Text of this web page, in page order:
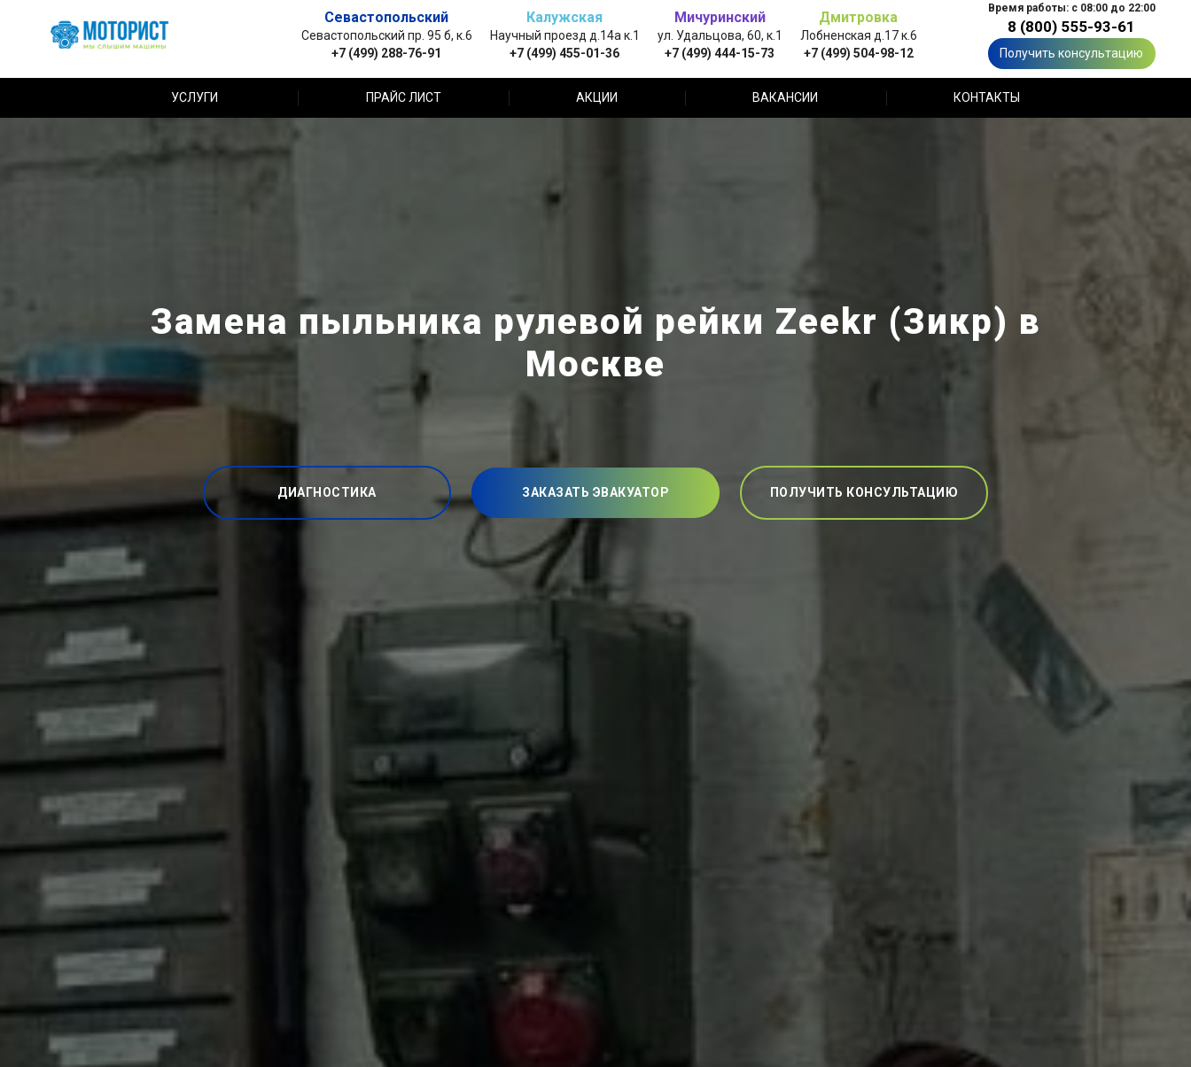
Севастопольский
Севастопольский пр. 95 б, к.6
+7 (499) 288-76-91
Калужская
Научный проезд д.14а к.1
+7 (499) 455-01-36
Мичуринский
ул. Удальцова, 60, к.1
+7 (499) 444-15-73
Дмитровка
Лобненская д.17 к.6
+7 (499) 504-98-12
Время работы: с 08:00 до 22:00
8 (800) 555-93-61
Получить консультацию
УСЛУГИ ПРАЙС ЛИСТ АКЦИИ ВАКАНСИИ КОНТАКТЫ
Замена пыльника рулевой рейки Zeekr (Зикр) в
Москве
ДИАГНОСТИКА ЗАКАЗАТЬ ЭВАКУАТОР ПОЛУЧИТЬ КОНСУЛЬТАЦИЮ